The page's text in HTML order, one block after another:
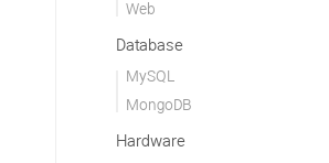
Web
Database
MySQL
MongoDB
Hardware